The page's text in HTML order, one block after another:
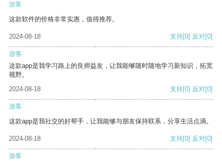
游客
这款软件的价格非常实惠，值得推荐。
2024-08-18 支持[0] 反对[0]
游客
这款app是我学习路上的良师益友，让我能够随时随地学习新知识，拓宽
视野。
2024-08-18
支持[0] 反对[0]
游客
这款app是我社交的好帮手，让我能够与朋友保持联系，分享生活点滴。
2024-08-18 支持[0] 反对[0]
游客